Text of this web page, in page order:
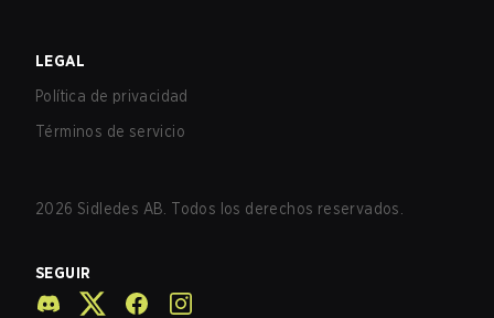
LEGAL
Política de privacidad
Términos de servicio
2026 Sidledes AB. Todos los derechos reservados.
SEGUIR